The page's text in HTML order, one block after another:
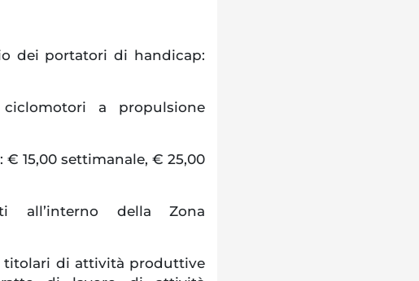
dei portatori di handicap:
a propulsione
15,00 settimanale, € 25,00
all’interno della Zona
titolari di attività produttive